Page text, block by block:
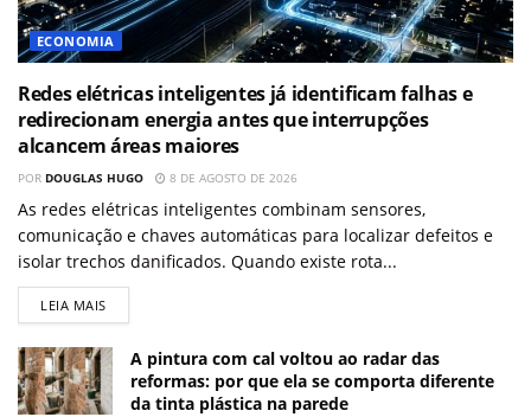
ECONOMIA
Redes elétricas inteligentes já identificam falhas e
redirecionam energia antes que interrupções
alcancem áreas maiores
POR DOUGLAS HUGO 8 DE AGOSTO DE 2026
As redes elétricas inteligentes combinam sensores,
comunicação e chaves automáticas para localizar defeitos e
isolar trechos danificados. Quando existe rota...
LEIA MAIS
A pintura com cal voltou ao radar das
reformas: por que ela se comporta diferente
da tinta plástica na parede